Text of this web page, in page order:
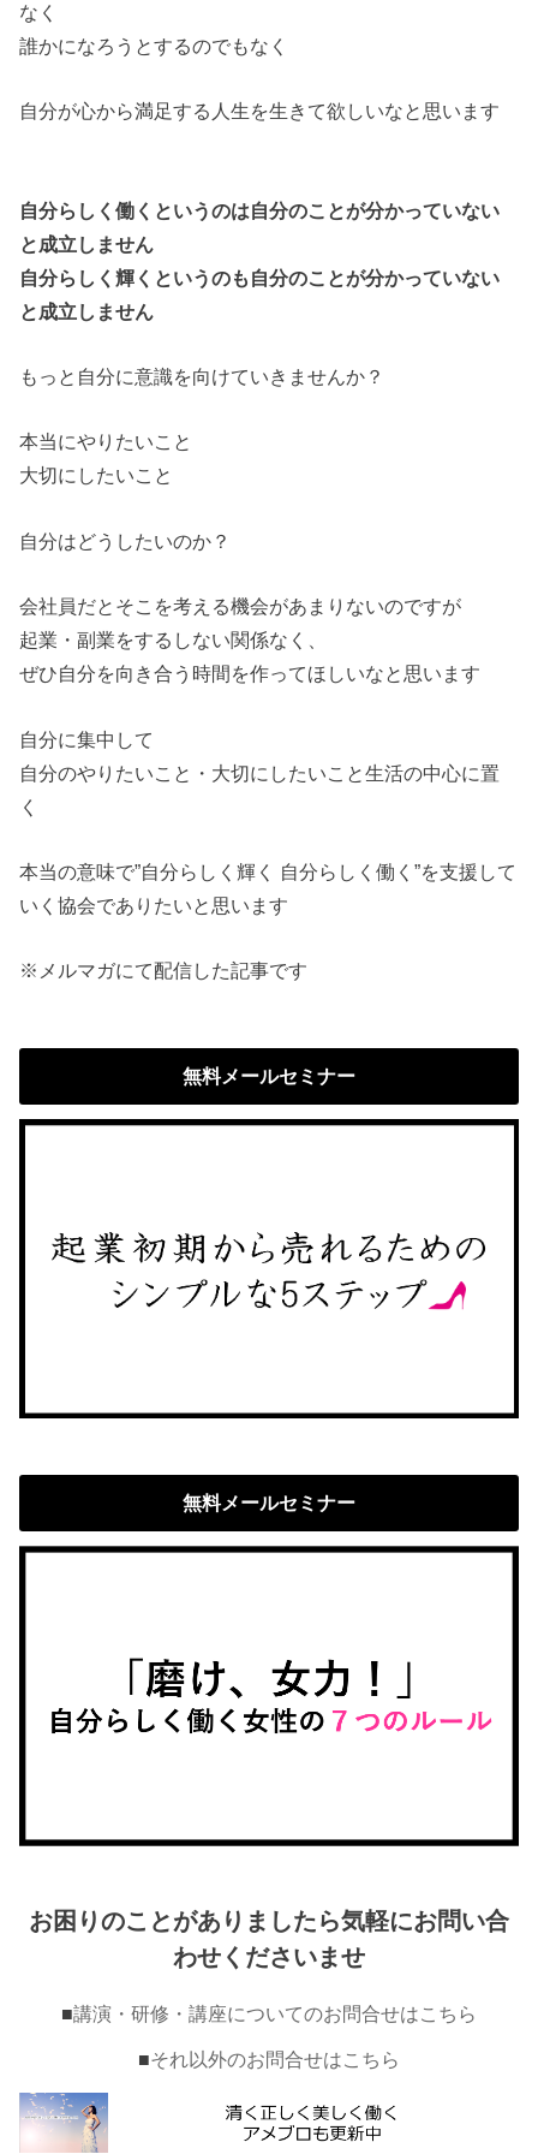
なく
誰かになろうとするのでもなく
自分が心から満足する人生を生きて欲しいなと思います
自分らしく働くというのは自分のことが分かっていない
と成立しません
自分らしく輝くというのも自分のことが分かっていない
と成立しません
もっと自分に意識を向けていきませんか？
本当にやりたいこと
大切にしたいこと
自分はどうしたいのか？
会社員だとそこを考える機会があまりないのですが
起業・副業をするしない関係なく、
ぜひ自分を向き合う時間を作ってほしいなと思います
自分に集中して
自分のやりたいこと・大切にしたいこと生活の中心に置
く
本当の意味で”自分らしく輝く 自分らしく働く”を支援して
いく協会でありたいと思います
※メルマガにて配信した記事です
無料メールセミナー
無料メールセミナー
お困りのことがありましたら気軽にお問い合
わせくださいませ
■講演・研修・講座についてのお問合せはこちら
■それ以外のお問合せはこちら